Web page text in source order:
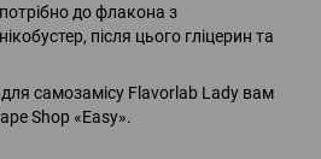
до флакона з
після цього гліцерин та
самозамісу Flavorlab Lady вам
Shop «Easy».